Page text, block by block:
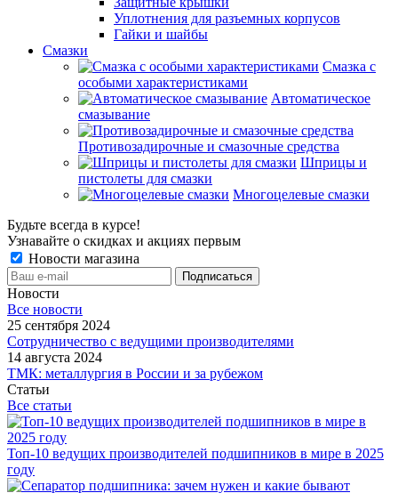
Уплотнения для разъемных корпусов
Гайки и шайбы
Смазки
Смазка с
особыми характеристиками
Автоматическое
смазывание
Противозадирочные и смазочные средства
Шприцы и
пистолеты для смазки
Многоцелевые смазки
Будьте всегда в курсе!
Узнавайте о скидках и акциях первым
Новости магазина
Новости
Все новости
25 сентября 2024
Сотрудничество с ведущими производителями
14 августа 2024
ТМК: металлургия в России и за рубежом
Статьи
Все статьи
Топ-10 ведущих производителей подшипников в мире в 2025
году